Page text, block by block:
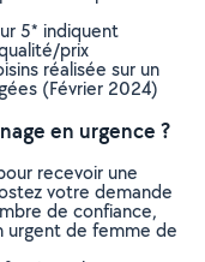
5* indiquent
prix
réalisée sur un
(Février 2024)
en urgence ?
recevoir une
votre demande
de confiance,
urgent de femme de